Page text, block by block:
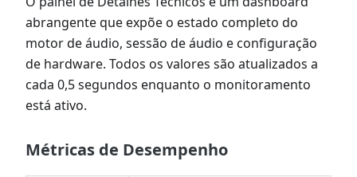
abrangente que expõe o estado completo do
motor de áudio, sessão de áudio e configuração
de hardware. Todos os valores são atualizados a
cada 0,5 segundos enquanto o monitoramento
está ativo.
Métricas de Desempenho